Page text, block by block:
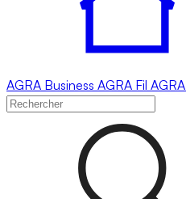
AGRA Business AGRA Fil AGRA